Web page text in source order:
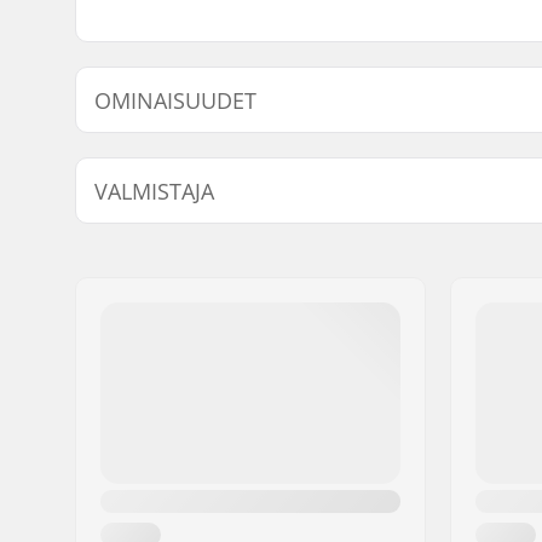
OMINAISUUDET
Renkaan halkaisija:
52mm,
Laakerit:
Renkaan kovuus:
99A
VALMISTAJA